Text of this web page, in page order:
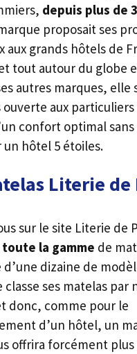
depuis ​plus de
proposait ses
aux grands hôtels de
tout autour du globe
autres marques, elle
ouverte aux
confort optimal sans
un hôtel 5 étoiles.
Literie de
sur le site Literie de
la gamme de
d’une dizaine de
classe ses matelas par
donc, comme pour le
d’un hôtel, un
offrira forcément